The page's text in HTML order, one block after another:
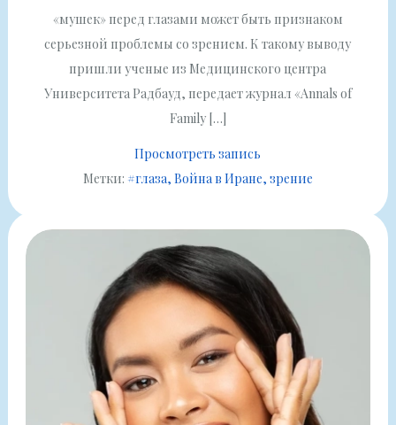
«мушек» перед глазами может быть признаком
серьезной проблемы со зрением. К такому выводу
пришли ученые из Медицинского центра
Университета Радбауд, передает журнал «Annals of
Family […]
Просмотреть запись
Метки: #глаза Война в Иране зрение